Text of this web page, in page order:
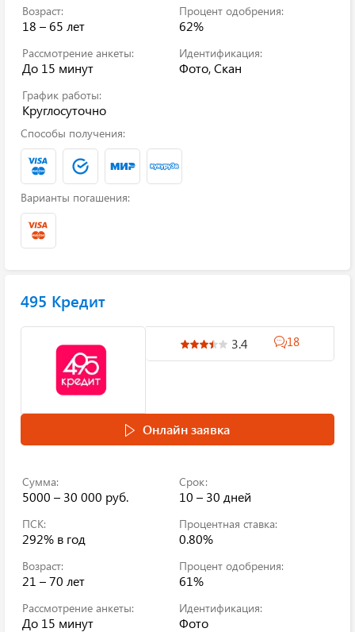
Возраст:
18 – 65 лет
Процент одобрения:
62%
Рассмотрение анкеты:
До 15 минут
Идентификация:
Фото, Скан
График работы:
Круглосуточно
Способы получения:
Варианты погашения:
495 Кредит
3.4 18
Онлайн заявка
Сумма:
5000 – 30 000 руб.
Срок:
10 – 30 дней
ПСК:
292% в год
Процентная ставка:
0.80%
Возраст:
21 – 70 лет
Процент одобрения:
61%
Рассмотрение анкеты:
До 15 минут
Идентификация:
Фото